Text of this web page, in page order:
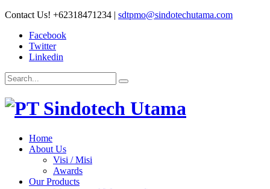
Contact Us! +62318471234 | sdtpmo@sindotechutama.com
Facebook
Twitter
Linkedin
Home
About Us
Visi / Misi
Awards
Our Products